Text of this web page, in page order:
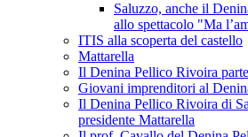
Saluzzo, anche il
allo spettacolo "Ma
ITIS alla scoperta del castello
Mattarella
Il Denina Pellico Rivoira
Giovani imprenditori al
Il Denina Pellico Rivoira di
presidente Mattarella